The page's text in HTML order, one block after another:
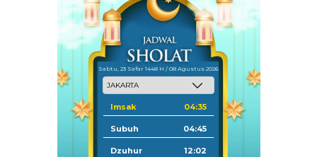
Sabtu, 23 Safar 1448 H / 08 Agustus 2026
Imsak 04:35
Subuh 04:45
Dzuhur 12:02